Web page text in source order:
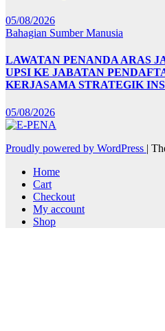
05/08/2026
Bahagian Sumber Manusia
LAWATAN PENANDA ARAS
UPSI KE JABATAN
KERJASAMA STRATEGIK
05/08/2026
Proudly powered by WordPress |
Home
Cart
Checkout
My account
Shop